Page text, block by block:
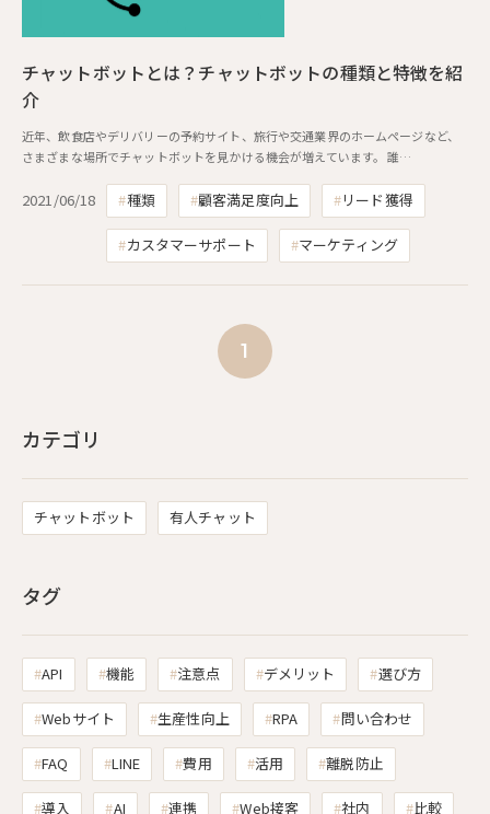
チャットボットとは？チャットボットの種類と特徴を紹
介
近年、飲食店やデリバリーの予約サイト、旅行や交通業界のホームページなど、
さまざまな場所でチャットボットを見かける機会が増えています。 誰…
2021/06/18 種類 顧客満足度向上 リード獲得
カスタマーサポート マーケティング
1
カテゴリ
チャットボット 有人チャット
タグ
API 機能 注意点 デメリット 選び方
Webサイト 生産性向上 RPA 問い合わせ
FAQ LINE 費用 活用 離脱防止
導入 AI 連携 Web接客 社内 比較